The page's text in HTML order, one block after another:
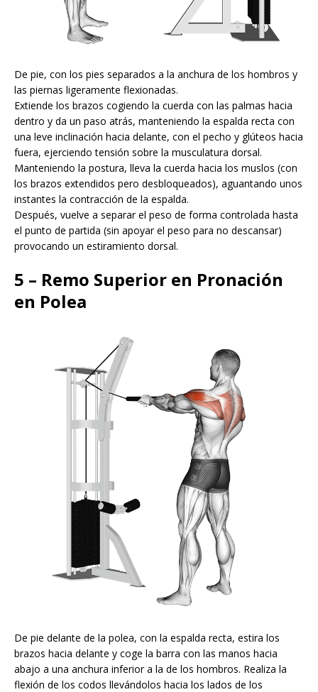
De pie, con los pies separados a la anchura de los hombros y
las piernas ligeramente flexionadas.
Extiende los brazos cogiendo la cuerda con las palmas hacia
dentro y da un paso atrás, manteniendo la espalda recta con
una leve inclinación hacia delante, con el pecho y glúteos hacia
fuera, ejerciendo tensión sobre la musculatura dorsal.
Manteniendo la postura, lleva la cuerda hacia los muslos (con
los brazos extendidos pero desbloqueados), aguantando unos
instantes la contracción de la espalda.
Después, vuelve a separar el peso de forma controlada hasta
el punto de partida (sin apoyar el peso para no descansar)
provocando un estiramiento dorsal.
5 – Remo Superior en Pronación
en Polea
De pie delante de la polea, con la espalda recta, estira los
brazos hacia delante y coge la barra con las manos hacia
abajo a una anchura inferior a la de los hombros. Realiza la
flexión de los codos llevándolos hacia los lados de los